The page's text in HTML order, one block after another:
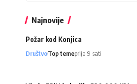
Najnovije
Požar kod Konjica
DruštvoTop temeprije 9 sati